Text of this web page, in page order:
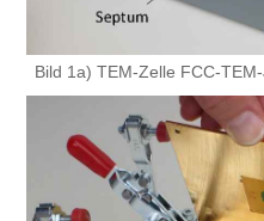
Bild 1a) TEM-Zelle FCC-